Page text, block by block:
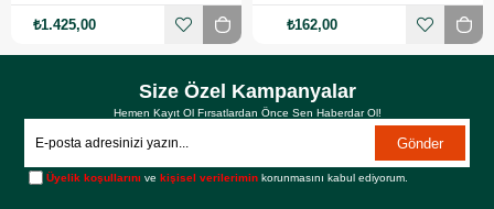
₺1.425,00 ₺162,00
Size Özel Kampanyalar
Hemen Kayıt Ol Fırsatlardan Önce Sen Haberdar Ol!
Gönder
Üyelik koşullarını vekişisel verilerimin korunmasını kabul ediyorum.